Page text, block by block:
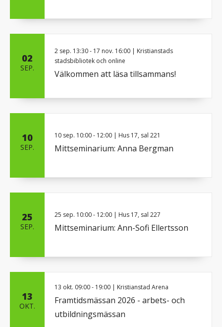
02
SEP.
2 sep. 13:30- 17 nov. 16:00 | Kristianstads
stadsbibliotek och online
Välkommen att läsa tillsammans!
10
SEP.
10 sep. 10:00- 12:00 | Hus 17, sal 221
Mittseminarium: Anna Bergman
25
SEP.
25 sep. 10:00- 12:00 | Hus 17, sal 227
Mittseminarium: Ann-Sofi Ellertsson
13
OKT.
13 okt. 09:00- 19:00 | Kristianstad Arena
Framtidsmässan 2026 - arbets- och
utbildningsmässan